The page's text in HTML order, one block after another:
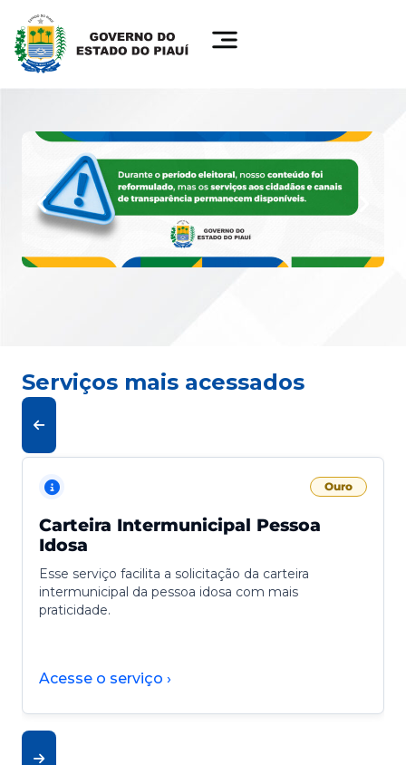
Serviços mais acessados
Ouro
Carteira Intermunicipal Pessoa
Idosa
Esse serviço facilita a solicitação da carteira
intermunicipal da pessoa idosa com mais
praticidade.
Acesse o serviço ›